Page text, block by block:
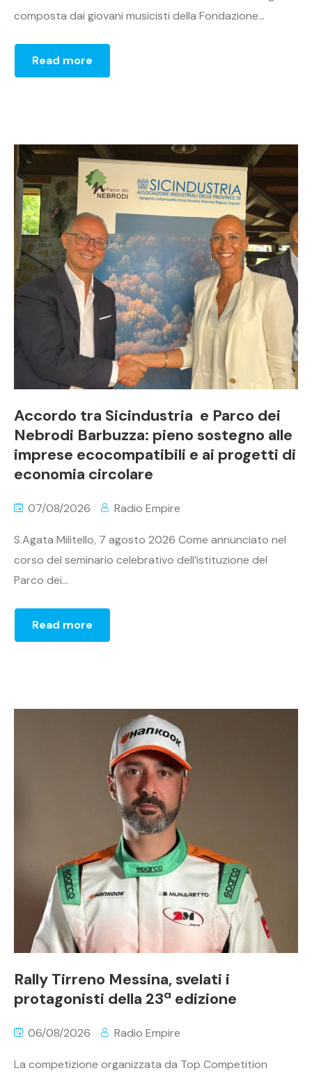
composta dai giovani musicisti della Fondazione...
Read more
Accordo tra Sicindustria e Parco dei
Nebrodi Barbuzza: pieno sostegno alle
imprese ecocompatibili e ai progetti di
economia circolare
07/08/2026 Radio Empire
S.Agata Militello, 7 agosto 2026 Come annunciato nel
corso del seminario celebrativo dell’istituzione del
Parco dei...
Read more
Rally Tirreno Messina, svelati i
protagonisti della 23ª edizione
06/08/2026 Radio Empire
La competizione organizzata da Top Competition